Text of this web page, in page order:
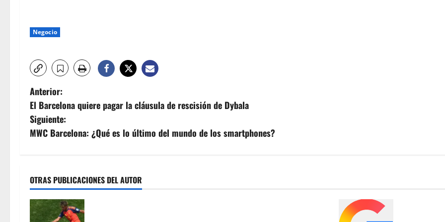
Negocio
N
a
v
g
a
Anterior:
El Barcelona quiere pagar la cláusula de rescisión de Dybala
Siguiente:
MWC Barcelona: ¿Qué es lo último del mundo de los smartphones?
OTRAS PUBLICACIONES DEL AUTOR